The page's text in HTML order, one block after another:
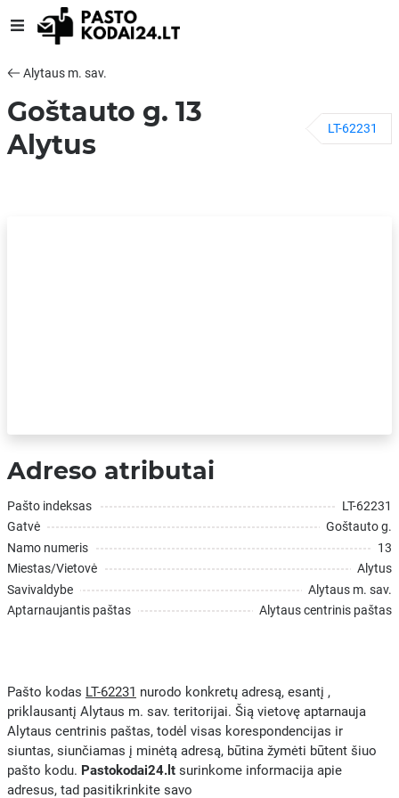
Alytaus m. sav.
Goštauto g. 13
Alytus
LT-62231
Adreso atributai
Pašto indeksas
LT-62231
Gatvė
Goštauto g.
Namo numeris
13
Miestas/Vietovė
Alytus
Savivaldybe
Alytaus m. sav.
Aptarnaujantis paštas
Alytaus centrinis paštas
Pašto kodas LT-62231 nurodo konkretų adresą, esantį ,
priklausantį Alytaus m. sav. teritorijai. Šią vietovę aptarnauja
Alytaus centrinis paštas, todėl visas korespondencijas ir
siuntas, siunčiamas į minėtą adresą, būtina žymėti būtent šiuo
pašto kodu. Pastokodai24.lt surinkome informacija apie
adresus, tad pasitikrinkite savo